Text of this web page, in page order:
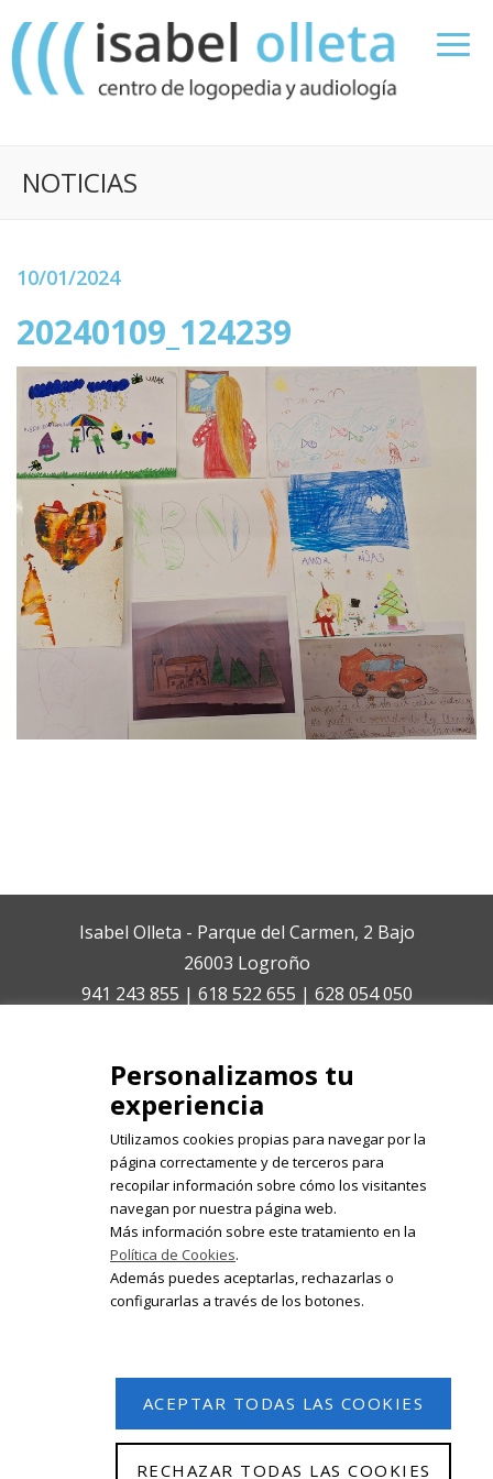
NOTICIAS
10/01/2024
20240109_124239
Isabel Olleta - Parque del Carmen, 2 Bajo
26003 Logroño
941 243 855 | 618 522 655 | 628 054 050
Registrate en nuestro boletín de
noticias
Personalizamos tu
experiencia
Utilizamos cookies propias para navegar por la
página correctamente y de terceros para
recopilar información sobre cómo los visitantes
navegan por nuestra página web.
Más información sobre este tratamiento en la
Política de Cookies.
Además puedes aceptarlas, rechazarlas o
configurarlas a través de los botones.
ACEPTAR TODAS LAS COOKIES
RECHAZAR TODAS LAS COOKIES